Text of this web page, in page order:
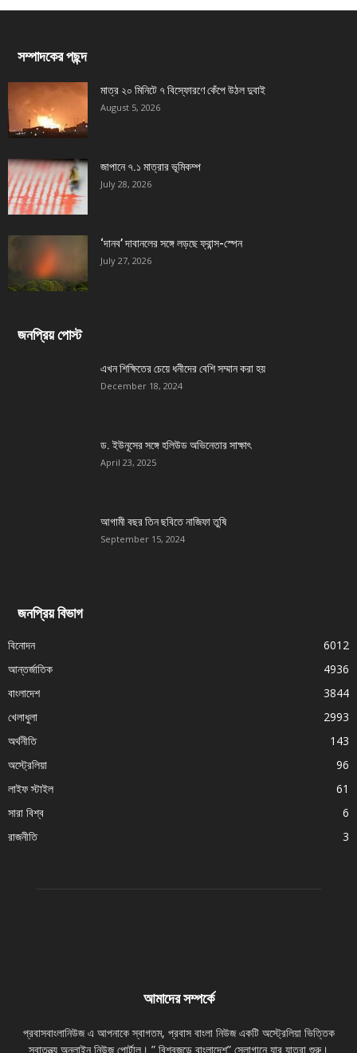
সম্পাদকের পছন্দ
মাত্র ২০ মিনিটে ৭ বিস্ফোরণে কেঁপে উঠল দুবাই
August 5, 2026
জাপানে ৭.১ মাত্রার ভূমিকম্প
July 28, 2026
‘দানব’ দাবানলের সঙ্গে লড়ছে ফ্রান্স-স্পেন
July 27, 2026
জনপ্রিয় পোস্ট
এখন শিক্ষিতের চেয়ে ধনীদের বেশি সম্মান করা হয়
December 18, 2024
ড. ইউনূসের সঙ্গে হলিউড অভিনেতার সাক্ষাৎ
April 23, 2025
আগামী বছর তিন ছবিতে নাজিফা তুষি
September 15, 2024
জনপ্রিয় বিভাগ
বিনোদন
6012
আন্তর্জাতিক
4936
বাংলাদেশ
3844
খেলাধুলা
2993
অর্থনীতি
143
অস্ট্রেলিয়া
96
লাইফ স্টাইল
61
সারা বিশ্ব
6
রাজনীতি
3
আমাদের সম্পর্কে
প্রবাসবাংলানিউজ এ আপনাকে স্বাগতম, প্রবাস বাংলা নিউজ একটি অস্ট্রেলিয়া ভিত্তিক
স্বাতন্ত্র্য অনলাইন নিউজ পোর্টাল। ” বিশ্বজুড়ে বাংলাদেশ” স্লোগানে যার যাত্রা শুরু।